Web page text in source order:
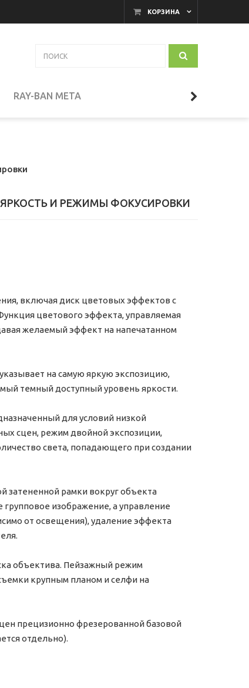
КОРЗИНА
RAY-BAN META
ЯРКОСТЬ И РЕЖИМЫ ФОКУСИРОВКИ
включая диск цветовых эффектов с
цветового эффекта, управляемая
желаемый эффект на напечатанном
на самую яркую экспозицию,
темный доступный уровень яркости.
для условий низкой
сцен, режим двойной экспозиции,
света, попадающего при создании
затененной рамки вокруг объекта
изображение, а управление
от освещения), удаление эффекта
объектива. Пейзажный режим
крупным планом и селфи на
прецизионно фрезерованной базовой
отдельно).